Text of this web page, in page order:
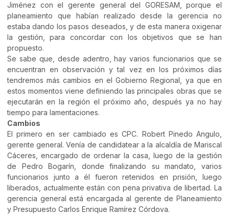
Jiménez con el gerente general del GORESAM, porque el
planeamiento que habían realizado desde la gerencia no
estaba dando los pasos deseados, y de esta manera oxigenar
la gestión, para concordar con los objetivos que se han
propuesto.
Se sabe que, desde adentro, hay varios funcionarios que se
encuentran en observación y tal vez en los próximos días
tendremos más cambios en el Gobierno Regional, ya que en
estos momentos viene definiendo las principales obras que se
ejecutarán en la región el próximo año, después ya no hay
tiempo para lamentaciones.
Cambios
El primero en ser cambiado es CPC. Robert Pinedo Angulo,
gerente general. Venía de candidatear a la alcaldía de Mariscal
Cáceres, encargado de ordenar la casa, luego de la gestión
de Pedro Bogarín, donde finalizando su mandato, varios
funcionarios junto a él fueron retenidos en prisión, luego
liberados, actualmente están con pena privativa de libertad. La
gerencia general está encargada al gerente de Planeamiento
y Presupuesto Carlos Enrique Ramírez Córdova.